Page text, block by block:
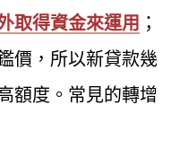
取得資金來運用 ；
價，所以新貸款幾
額度。常見的轉增